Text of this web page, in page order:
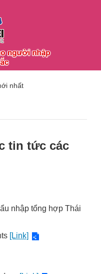
nhất
tin tức các
nhập tổng hợp Thái
[Link]